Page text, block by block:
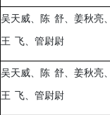
吴天威、陈 舒、姜秋亮、
王 飞、管尉尉
吴天威、陈 舒、姜秋亮、
王 飞、管尉尉